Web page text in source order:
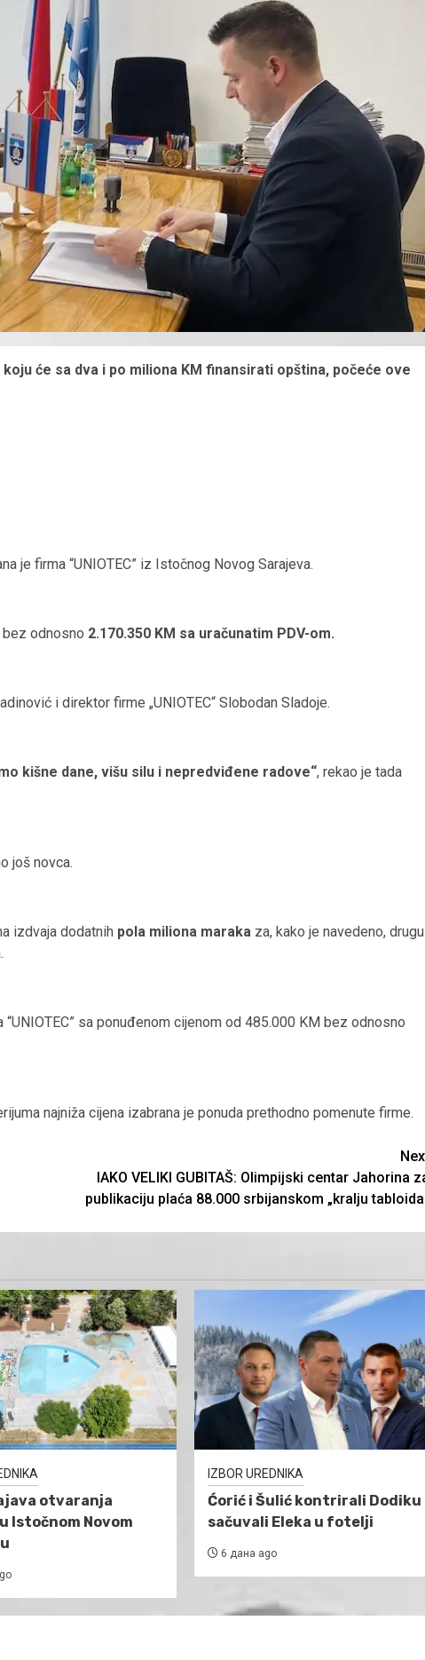
će sa dva i po miliona KM finansirati opština, počeće ove
je firma “UNIOTEC” iz Istočnog Novog Sarajeva.
odnosno 2.170.350 KM sa uračunatim PDV-om.
i direktor firme „UNIOTEC“ Slobodan Sladoje.
kišne dane, višu silu i nepredviđene radove“, rekao je tada
još novca.
izdvaja dodatnih pola miliona maraka za, kako je navedeno, drugu
sa ponuđenom cijenom od 485.000 KM bez odnosno
najniža cijena izabrana je ponuda prethodno pomenute firme.
IAKO VELIKI GUBITAŠ: Olimpijski centar Jahorina
publikaciju plaća 88.000 srbijanskom „kralju
otvaranja
Istočnom Novom
IZBOR UREDNIKA
Ćorić i Šulić kontrirali Dodiku
sačuvali Eleka u fotelji
6 дана ago